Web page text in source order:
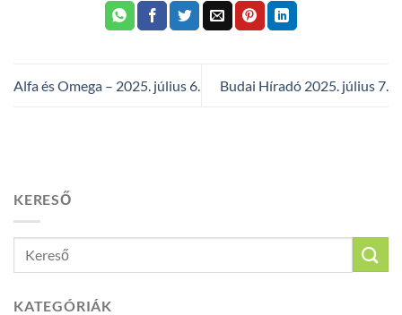
Alfa és Omega – 2025. július 6. Budai Híradó 2025. július 7.
KERESŐ
KATEGÓRIÁK